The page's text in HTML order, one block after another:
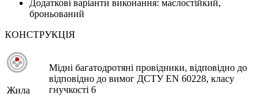
Додаткові варіанти виконання: маслостійкий,
броньований
КОНСТРУКЦІЯ
Жила
Мідні багатодротяні провідники, відповідно до
відповідно до вимог ДСТУ EN 60228, класу
гнучкості 6